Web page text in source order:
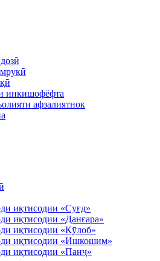
инкишофёфта
афзалиятнок
иқтисодии «Суғд»
иқтисодии «Данғара»
иқтисодии «Кӯлоб»
иқтисодии «Ишкошим»
иқтисодии «Панҷ»